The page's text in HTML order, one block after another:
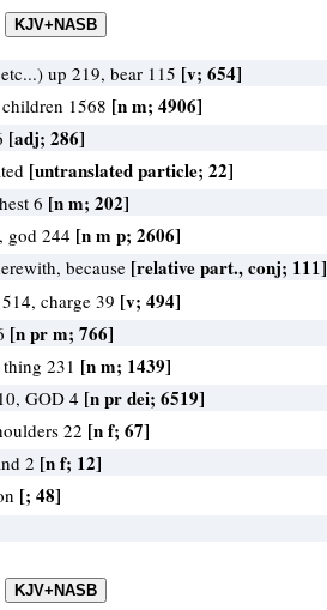
up 219, bear 115 [v; 654]
1568 [n m; 4906]
[adj; 286]
[untranslated particle; 22]
6 [n m; 202]
god 244 [n m p; 2606]
because [relative part., conj; 111]
charge 39 [v; 494]
[n pr m; 766]
231 [n m; 1439]
GOD 4 [n pr dei; 6519]
22 [n f; 67]
2 [n f; 12]
[; 48]